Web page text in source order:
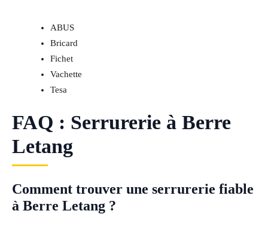
ABUS
Bricard
Fichet
Vachette
Tesa
FAQ : Serrurerie à Berre
Letang
Comment trouver une serrurerie fiable
à Berre Letang ?